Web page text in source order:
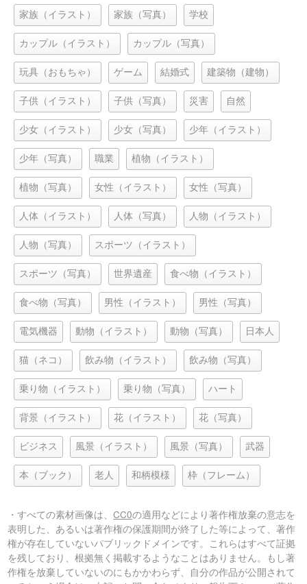
家族（イラスト） 家族（写真） 学校
カップル（イラスト） カップル（写真）
玩具（おもちゃ） ゲーム 結婚式 建築物（建物）
子供（イラスト） 子供（写真） 災害 自然
少女（イラスト） 少女（写真） 少年（イラスト）
少年（写真） 職業 植物（イラスト）
植物（写真） 女性（イラスト） 女性（写真）
人体（イラスト） 人体（写真） 人物（イラスト）
人物（写真） スポーツ（イラスト）
スポーツ（写真） 世界遺産 食べ物（イラスト）
食べ物（写真） 男性（イラスト） 男性（写真）
電気機器 動物（イラスト） 動物（写真） 日本人
猫（ネコ） 飲み物（イラスト） 飲み物（写真）
乗り物（イラスト） 乗り物（写真） ハート
背景（イラスト） 花（イラスト） 花（写真）
ビジネス 風景（イラスト） 風景（写真） 武器
本（ブック） 老人 和柄模様 枠（フレーム）
・すべての素材画像は、CC0の適用などにより著作権放棄の意志を
表明した、あるいは著作権の保護期間が終了した等によって、著作
権が存在していないパブリックドメインです。これらはすべて証拠
を残しており、根拠無く掲載するようなことはありません。もし著
作権を放棄していないのにもかかわらず、自分の作品が公開されて